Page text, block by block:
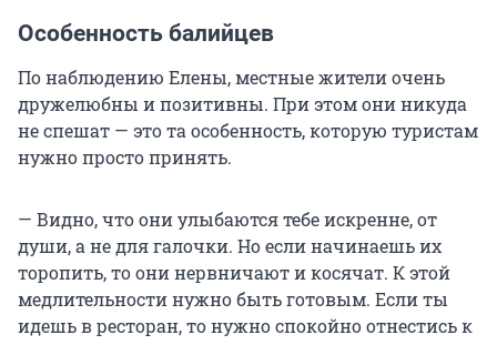
Особенность балийцев
По наблюдению Елены, местные жители очень
дружелюбны и позитивны. При этом они никуда
не спешат — это та особенность, которую туристам
нужно просто принять.
— Видно, что они улыбаются тебе искренне, от
души, а не для галочки. Но если начинаешь их
торопить, то они нервничают и косячат. К этой
медлительности нужно быть готовым. Если ты
идешь в ресторан, то нужно спокойно отнестись к